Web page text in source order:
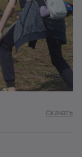
Скачать